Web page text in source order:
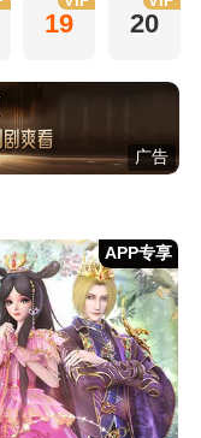
19 20
广告
APP专享